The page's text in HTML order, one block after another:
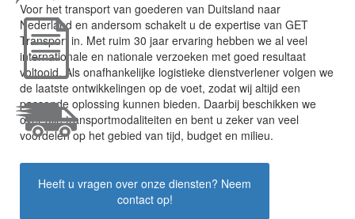
Voor het transport van goederen van Duitsland naar
Nederland en andersom schakelt u de expertise van GET
Transport in. Met ruim 30 jaar ervaring hebben we al veel
internationale en nationale verzoeken met goed resultaat
voltooid. Als onafhankelijke logistieke dienstverlener volgen we
de laatste ontwikkelingen op de voet, zodat wij altijd een
passende oplossing kunnen bieden. Daarbij beschikken we
over alle transportmodaliteiten en bent u zeker van veel
voordelen op het gebied van tijd, budget en milieu.
Heeft u vragen over onze diensten? Neem
contact op!